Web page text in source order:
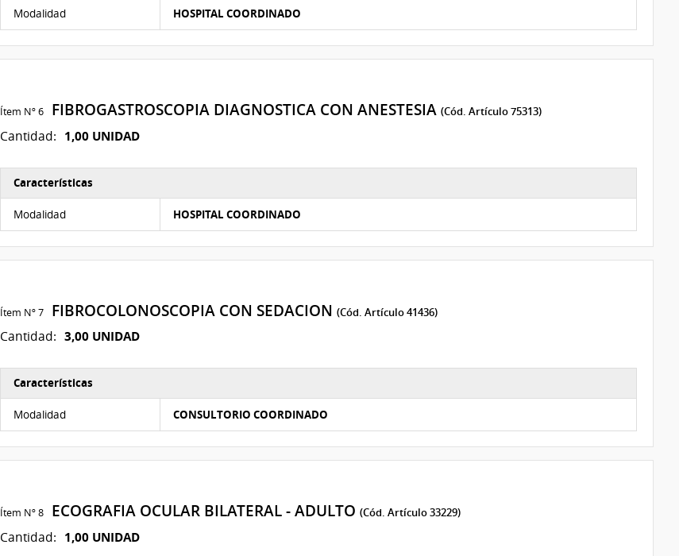
Modalidad HOSPITAL COORDINADO
Ítem Nº 6FIBROGASTROSCOPIA DIAGNOSTICA CON ANESTESIA (Cód. Artículo 75313)
Cantidad: 1,00 UNIDAD
Características del Ítem Nº 6
Características
Modalidad HOSPITAL COORDINADO
Ítem Nº 7FIBROCOLONOSCOPIA CON SEDACION (Cód. Artículo 41436)
Cantidad: 3,00 UNIDAD
Características
Modalidad CONSULTORIO COORDINADO
Ítem Nº 8ECOGRAFIA OCULAR BILATERAL - ADULTO (Cód. Artículo 33229)
Cantidad: 1,00 UNIDAD